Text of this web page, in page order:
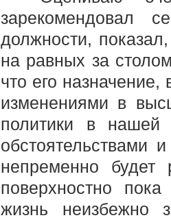
зарекомендовал
должности,
на равных за
что его
изменениями в
политики в нашей
обстоятельствами
непременно будет
поверхностно
жизнь неизбежно